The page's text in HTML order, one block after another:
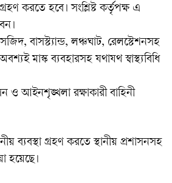
করতে হবে। সংশ্লিষ্ট কর্তৃপক্ষ এ
বাসস্ট্যান্ড, লঞ্চঘাট, রেলস্টেশনসহ
মাস্ক ব্যবহারসহ যথাযথ স্বাস্থ্যবিধি
ও আইনশৃঙ্খলা রক্ষাকারী বাহিনী
ব্যবস্থা গ্রহণ করতে স্থানীয় প্রশাসনসহ
হয়েছে।